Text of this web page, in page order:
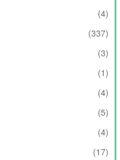
(4)
(337)
(3)
(1)
(4)
(5)
(4)
(17)